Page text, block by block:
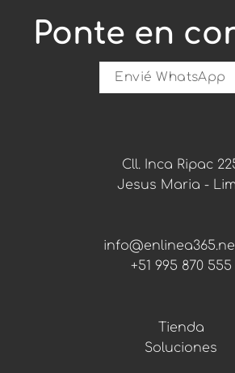
a
s
p
a
Ponte en
Envié WhatsApp
Cll. Inca Ripac
Jesus Maria -
+51 995 870 555
Tienda
Soluciones